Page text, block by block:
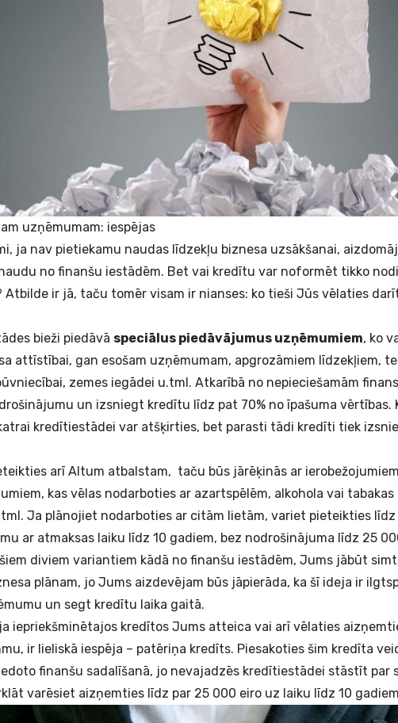
uzņēmumam: iespējas
ja nav pietiekamu naudas līdzekļu biznesa uzsākšanai,
no finanšu iestādēm. Bet vai kredītu var noformēt tikko
Atbilde ir jā, taču tomēr visam ir nianses: ko tieši Jūs vēlaties
bieži piedāvā speciālus piedāvājumus uzņēmumiem, ko
attīstībai, gan esošam uzņēmumam, apgrozāmiem līdzekļiem,
zemes iegādei u.tml. Atkarībā no nepieciešamām
un izsniegt kredītu līdz pat 70% no īpašuma vērtības.
kredītiestādei var atšķirties, bet parasti tādi kredīti tiek
arī Altum atbalstam, taču būs jārēķinās ar
kas vēlas nodarboties ar azartspēlēm, alkohola vai
Ja plānojiet nodarboties ar citām lietām, variet pieteikties līdz
ar atmaksas laiku līdz 10 gadiem, bez nodrošinājuma līdz 25
diviem variantiem kādā no finanšu iestādēm, Jums jābūt
plānam, jo Jums aizdevējam būs jāpierāda, ka šī ideja ir
un segt kredītu laika gaitā.
iepriekšminētajos kredītos Jums atteica vai arī vēlaties
ir lieliskā iespēja – patēriņa kredīts. Piesakoties šim kredīta
finanšu sadalīšanā, jo nevajadzēs kredītiestādei stāstīt par
varēsiet aizņemties līdz par 25 000 eiro uz laiku līdz 10